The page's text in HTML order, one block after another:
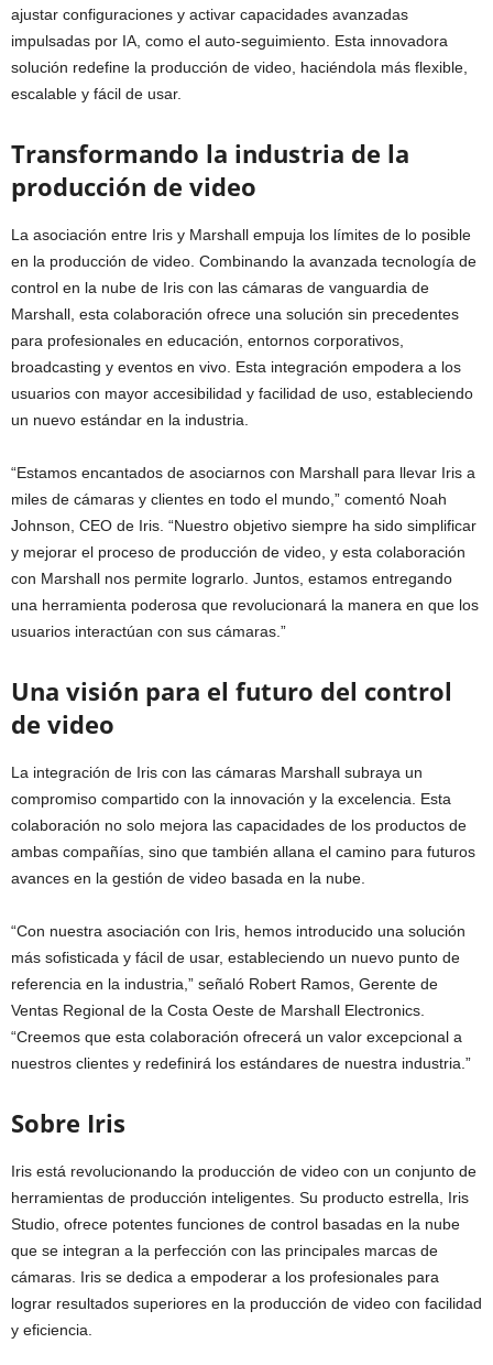
ajustar configuraciones y activar capacidades avanzadas
impulsadas por IA, como el auto-seguimiento. Esta innovadora
solución redefine la producción de video, haciéndola más flexible,
escalable y fácil de usar.
Transformando la industria de la
producción de video
La asociación entre Iris y Marshall empuja los límites de lo posible
en la producción de video. Combinando la avanzada tecnología de
control en la nube de Iris con las cámaras de vanguardia de
Marshall, esta colaboración ofrece una solución sin precedentes
para profesionales en educación, entornos corporativos,
broadcasting y eventos en vivo. Esta integración empodera a los
usuarios con mayor accesibilidad y facilidad de uso, estableciendo
un nuevo estándar en la industria.
“Estamos encantados de asociarnos con Marshall para llevar Iris a
miles de cámaras y clientes en todo el mundo,” comentó Noah
Johnson, CEO de Iris. “Nuestro objetivo siempre ha sido simplificar
y mejorar el proceso de producción de video, y esta colaboración
con Marshall nos permite lograrlo. Juntos, estamos entregando
una herramienta poderosa que revolucionará la manera en que los
usuarios interactúan con sus cámaras.”
Una visión para el futuro del control
de video
La integración de Iris con las cámaras Marshall subraya un
compromiso compartido con la innovación y la excelencia. Esta
colaboración no solo mejora las capacidades de los productos de
ambas compañías, sino que también allana el camino para futuros
avances en la gestión de video basada en la nube.
“Con nuestra asociación con Iris, hemos introducido una solución
más sofisticada y fácil de usar, estableciendo un nuevo punto de
referencia en la industria,” señaló Robert Ramos, Gerente de
Ventas Regional de la Costa Oeste de Marshall Electronics.
“Creemos que esta colaboración ofrecerá un valor excepcional a
nuestros clientes y redefinirá los estándares de nuestra industria.”
Sobre Iris
Iris está revolucionando la producción de video con un conjunto de
herramientas de producción inteligentes. Su producto estrella, Iris
Studio, ofrece potentes funciones de control basadas en la nube
que se integran a la perfección con las principales marcas de
cámaras. Iris se dedica a empoderar a los profesionales para
lograr resultados superiores en la producción de video con facilidad
y eficiencia.